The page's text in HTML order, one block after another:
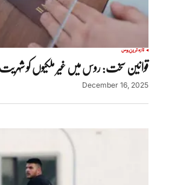
تازہ ترینروس
قوانین سخت: روس میں غیر ملکیوں کو
December 16, 2025